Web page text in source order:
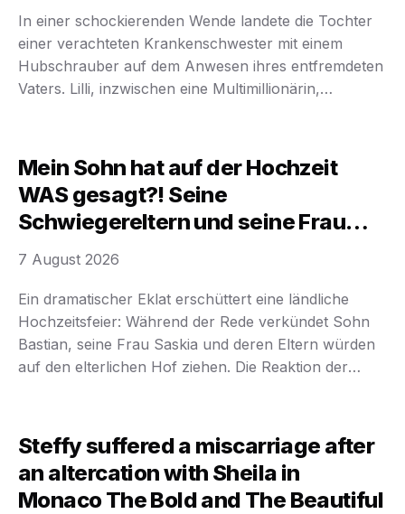
In einer schockierenden Wende landete die Tochter
einer verachteten Krankenschwester mit einem
Hubschrauber auf dem Anwesen ihres entfremdeten
Vaters. Lilli, inzwischen eine Multimillionärin,
spektakulären Racheaktion zurück. Die Dynastie
steht vor dem Zerfall. Gene Dort lebte ihr ganzes
Leben im Schatten des …
Mein Sohn hat auf der Hochzeit
WAS gesagt?! Seine
Schwiegereltern und seine Frau
ziehen auf den Hof!
Ein dramatischer Eklat erschüttert eine ländliche
Hochzeitsfeier: Während der Rede verkündet Sohn
Bastian, seine Frau Saskia und deren Eltern würden
auf den elterlichen Hof ziehen. Die Reaktion der
Familiendrama entfacht mitten in der Feier. Das
Silberklirren eines Löffels gegen …
7 August 2026
Steffy suffered a miscarriage after
an altercation with Sheila in
Monaco The Bold and The Beautiful